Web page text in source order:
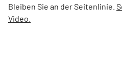
Bleiben Sie an der Seitenlinie.
Video.